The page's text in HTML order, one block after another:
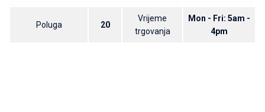
Poluga 20
Vrijeme
trgovanja
Mon - Fri: 5am -
4pm